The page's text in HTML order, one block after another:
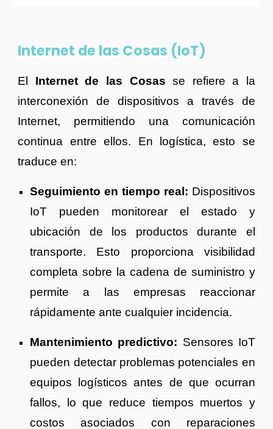
Internet de las Cosas (IoT)
El Internet de las Cosasse refiere a la
interconexión de dispositivos a través de
Internet, permitiendo una comunicación
continua entre ellos. En logística, esto se
traduce en:
Seguimiento en tiempo real: Dispositivos
IoT pueden monitorear el estado y
ubicación de los productos durante el
transporte. Esto proporciona visibilidad
completa sobre la cadena de suministro y
permite a las empresas reaccionar
rápidamente ante cualquier incidencia.
Mantenimiento predictivo: Sensores IoT
pueden detectar problemas potenciales en
equipos logísticos antes de que ocurran
fallos, lo que reduce tiempos muertos y
costos asociados con reparaciones